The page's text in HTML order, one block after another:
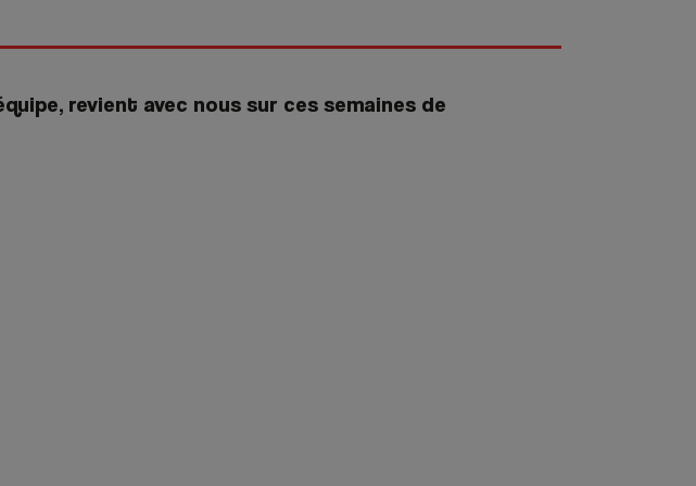
revient avec nous sur ces semaines de